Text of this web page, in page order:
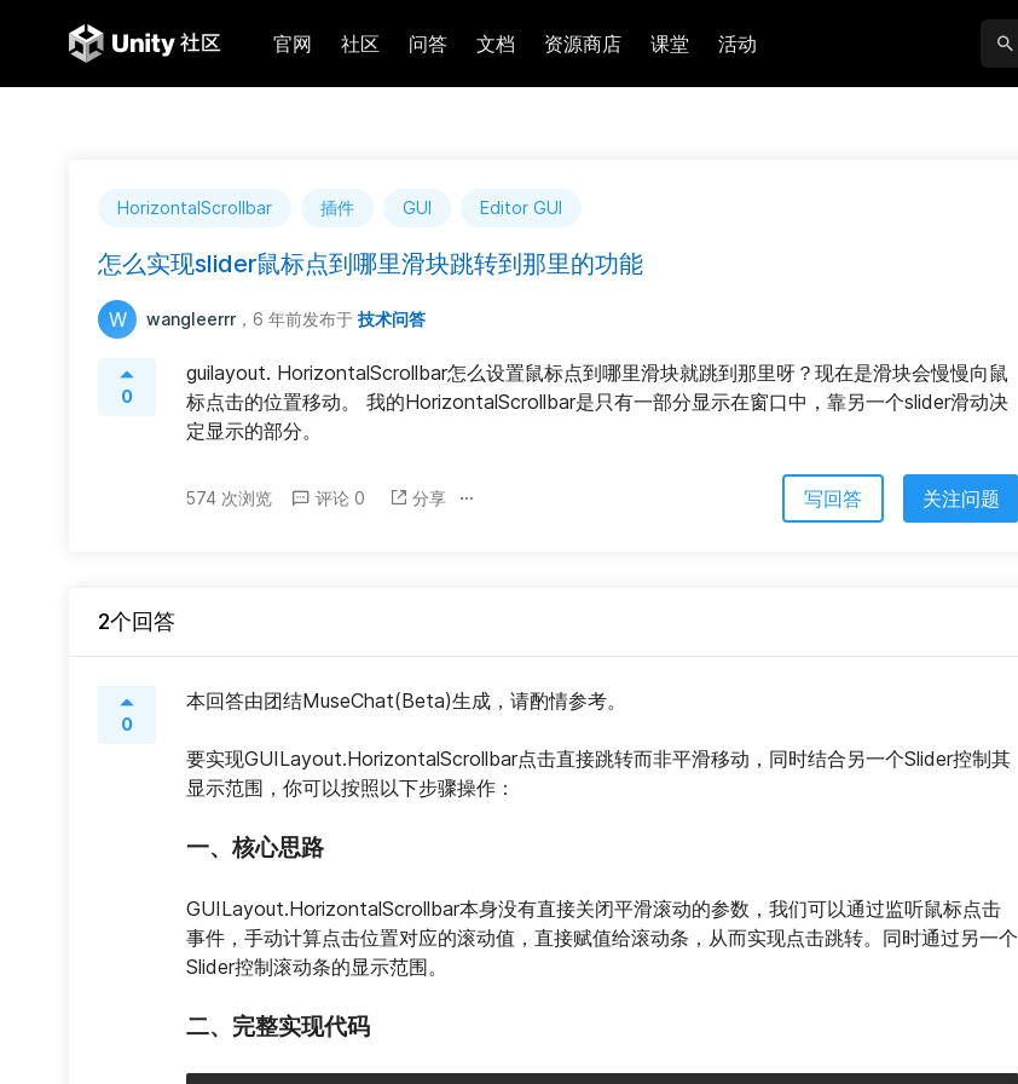
官网 社区 问答 文档 资源商店 课堂 活动
HorizontalScrollbar 插件 GUI Editor GUI
怎么实现slider鼠标点到哪里滑块跳转到那里的功能
W wangleerrr ，6 年前发布于 技术问答
0
guilayout. HorizontalScrollbar怎么设置鼠标点到哪里滑块就跳到那里呀？现在是滑块会慢慢向鼠
标点击的位置移动。 我的HorizontalScrollbar是只有一部分显示在窗口中，靠另一个slider滑动决
定显示的部分。
574 次浏览 评论 0 分享 写回答 关注问题
2个回答
0
本回答由团结MuseChat(Beta)生成，请酌情参考。
要实现GUILayout.HorizontalScrollbar点击直接跳转而非平滑移动，同时结合另一个Slider控制其
显示范围，你可以按照以下步骤操作：
一、核心思路
GUILayout.HorizontalScrollbar本身没有直接关闭平滑滚动的参数，我们可以通过监听鼠标点击
事件，手动计算点击位置对应的滚动值，直接赋值给滚动条，从而实现点击跳转。同时通过另一个
Slider控制滚动条的显示范围。
二、完整实现代码